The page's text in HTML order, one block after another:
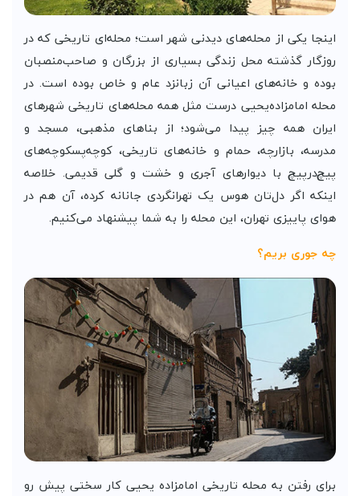
اینجا یکی از محله‌های دیدنی شهر است؛ محله‌ای تاریخی که در
روزگار گذشته محل زندگی بسیاری از بزرگان و صاحب‌منصبان
بوده و خانه‌های اعیانی آن زبانزد عام و خاص بوده است. در
محله امامزاده‌یحیی درست مثل همه محله‌های تاریخی شهر‌های
ایران همه چیز پیدا می‌شود؛ از بنا‌های مذهبی، مسجد و
مدرسه، بازارچه، حمام و خانه‌های تاریخی، کوچه‌پسکوچه‌های
پیچ‌درپیچ با دیوار‌های آجری و خشت و گلی قدیمی. خلاصه
اینکه اگر دل‌تان هوس یک تهرانگردی جانانه کرده، آن هم در
هوای پاییزی تهران، این محله را به شما پیشنهاد می‌کنیم.
چه جوری بریم؟
برای رفتن به محله تاریخی امامزاده یحیی کار سختی پیش رو